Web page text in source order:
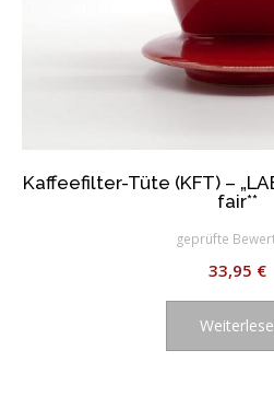
Kaffeefilter-Tüte (KFT) –
fair**
geprüfte
33,95 €